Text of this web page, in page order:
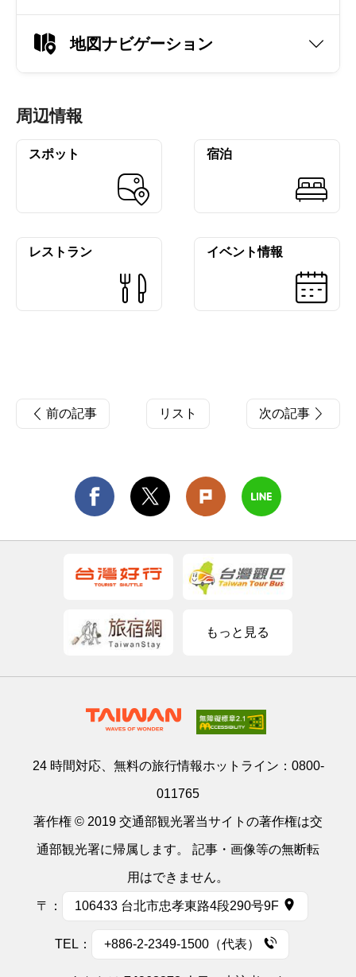
地図ナビゲーション
周辺情報
スポット 宿泊
レストラン イベント情報
前の記事 リスト 次の記事
もっと見る
24 時間対応、無料の旅行情報ホットライン： 0800-
011765
著作権 © 2019 交通部観光署当サイトの著作権は交
通部観光署に帰属します。 記事・画像等の無断転
用はできません。
〒： 106433 台北市忠孝東路4段290号9F
TEL： +886-2-2349-1500（代表）